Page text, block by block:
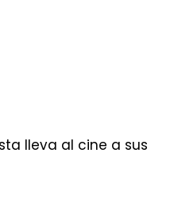
lleva al cine a sus